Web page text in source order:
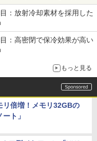
：放射冷却素材を採用した
：高密閉で保冷効果が高い
もっと見る
リ倍増！メモリ32GBの
ト」